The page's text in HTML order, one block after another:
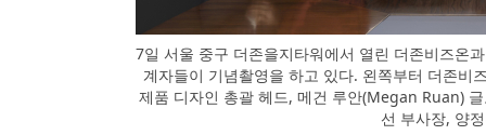
7일 서울 중구 더존을지타워에서 열린 더존비즈온
계자들이 기념촬영을 하고 있다. 왼쪽부터 더존
제품 디자인 총괄 헤드, 메건 루안(Megan Ruan)
선 부사장, 양